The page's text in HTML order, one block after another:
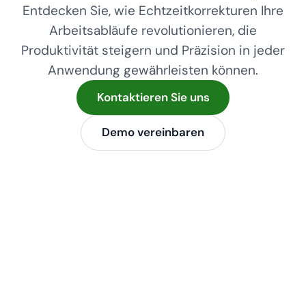
Entdecken Sie, wie Echtzeitkorrekturen Ihre
Arbeitsabläufe revolutionieren, die
Produktivität steigern und Präzision in jeder
Anwendung gewährleisten können.
Kontaktieren Sie uns
Demo vereinbaren